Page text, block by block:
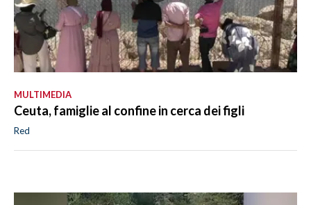
MULTIMEDIA
Ceuta, famiglie al confine in cerca dei figli
Red